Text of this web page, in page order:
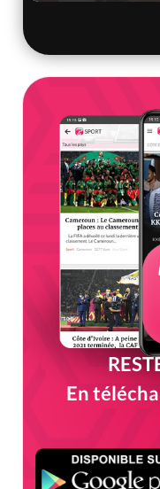
En